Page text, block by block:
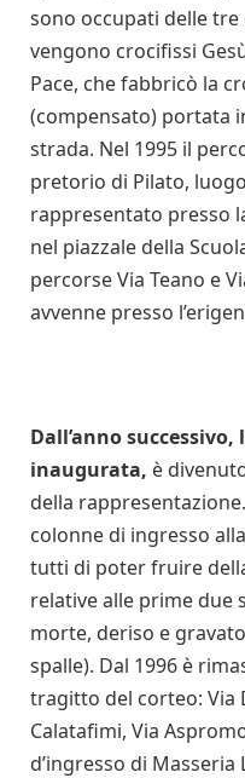
sono occupati delle tre
vengono crocifissi
Pace, che fabbricò la
(compensato) portata
strada. Nel 1995 il
pretorio di Pilato,
rappresentato presso
nel piazzale della
percorse Via Teano e
avvenne presso
Dall’anno
inaugurata, è
della
colonne di ingresso
tutti di poter fruire
relative alle prime due
morte, deriso e
spalle). Dal 1996 è
tragitto del corteo: Via
Calatafimi, Via
d’ingresso di